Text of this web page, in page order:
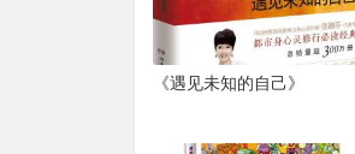
《遇见未知的自己》